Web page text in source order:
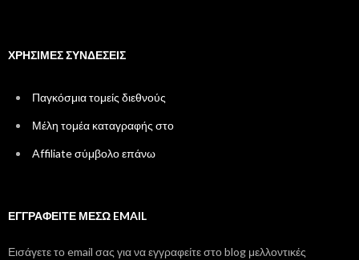
ΧΡΉΣΙΜΕΣ ΣΥΝΔΈΣΕΙΣ
Παγκόσμια τομείς διεθνούς
Μέλη τομέα καταγραφής στο
Affiliate σύμβολο επάνω
ΕΓΓΡΑΦΕΊΤΕ ΜΈΣΩ EMAIL
Εισάγετε το email σας για να εγγραφείτε στο blog μελλοντικές